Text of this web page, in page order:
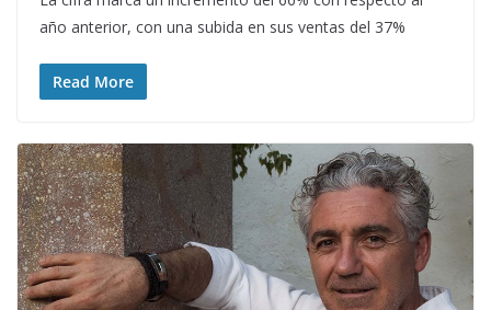
año anterior, con una subida en sus ventas del 37%
Read More